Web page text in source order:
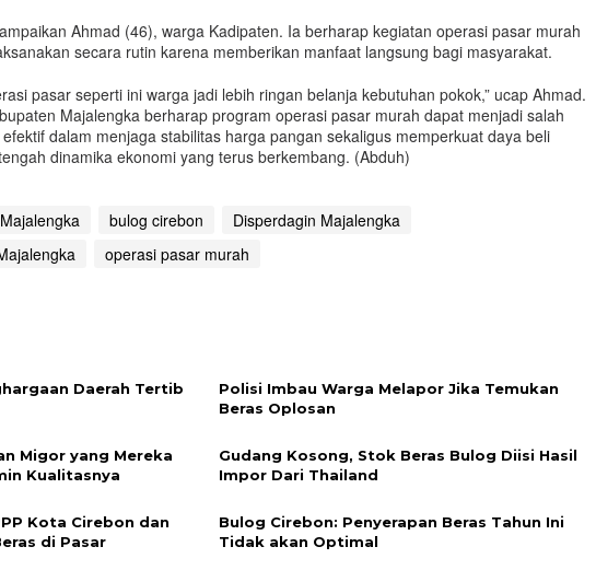
Ahmad (46), warga Kadipaten. Ia berharap kegiatan operasi pasar murah
secara rutin karena memberikan manfaat langsung bagi masyarakat.
pasar seperti ini warga jadi lebih ringan belanja kebutuhan pokok,” ucap Ahmad.
Majalengka berharap program operasi pasar murah dapat menjadi salah
dalam menjaga stabilitas harga pangan sekaligus memperkuat daya beli
dinamika ekonomi yang terus berkembang. (Abduh)
bulog cirebon
Disperdagin Majalengka
operasi pasar murah
Daerah Tertib
Polisi Imbau Warga Melapor Jika Temukan
Beras Oplosan
Migor yang Mereka
Kualitasnya
Gudang Kosong, Stok Beras Bulog Diisi Hasil
Impor Dari Thailand
Kota Cirebon dan
di Pasar
Bulog Cirebon: Penyerapan Beras Tahun Ini
Tidak akan Optimal